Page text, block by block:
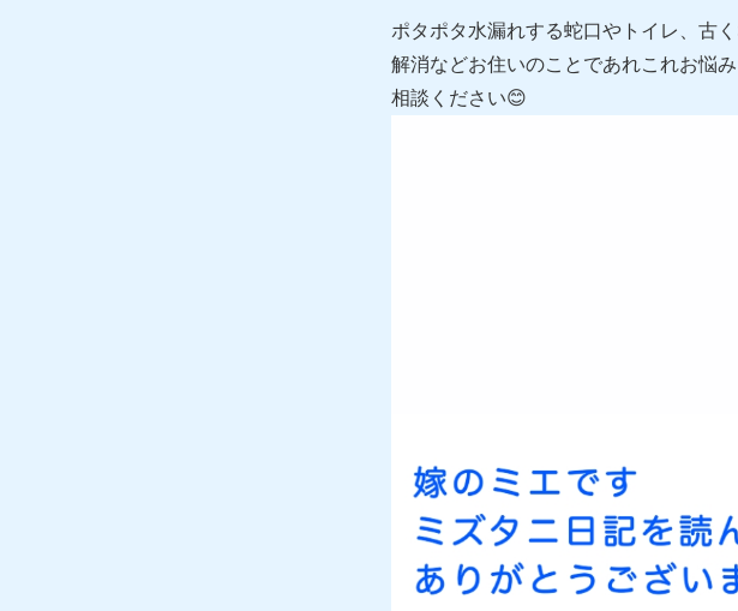
ポタポタ水漏れする蛇口やトイレ、古
解消などお住いのことであれこれお悩
相談ください😊